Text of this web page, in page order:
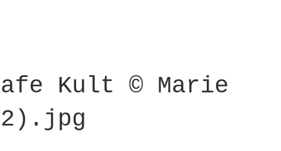
Kult © Marie